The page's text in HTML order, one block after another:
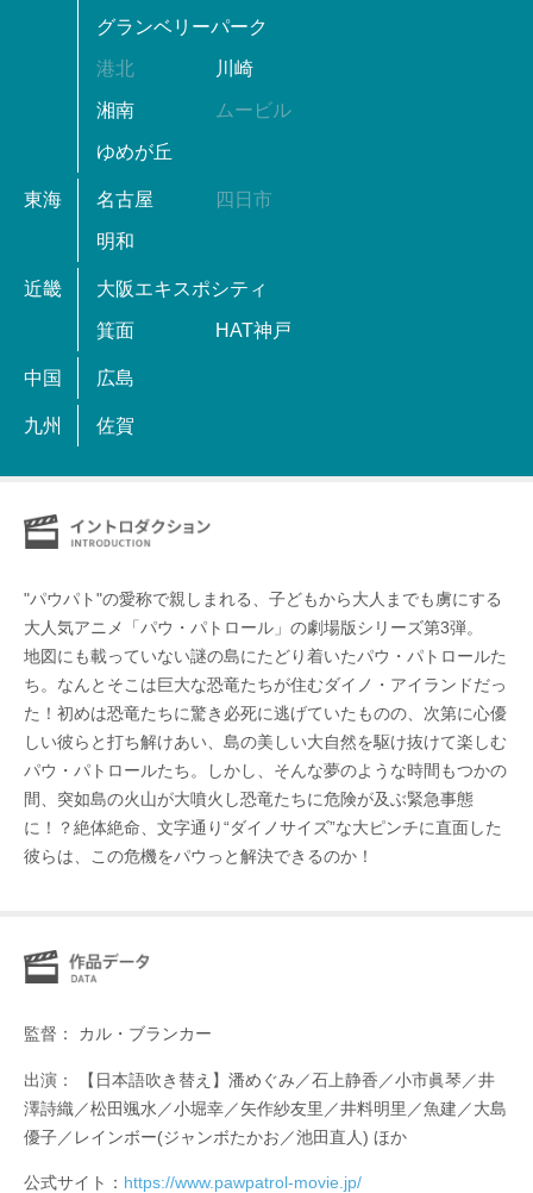
グランベリーパーク
港北 川崎
湘南 ムービル
ゆめが丘
東海 名古屋 四日市
明和
近畿 大阪エキスポシティ
箕面 HAT神戸
中国 広島
九州 佐賀
"パウパト"の愛称で親しまれる、子どもから大人までも虜にする
大人気アニメ「パウ・パトロール」の劇場版シリーズ第3弾。
地図にも載っていない謎の島にたどり着いたパウ・パトロールた
ち。なんとそこは巨大な恐竜たちが住むダイノ・アイランドだっ
た！初めは恐竜たちに驚き必死に逃げていたものの、次第に心優
しい彼らと打ち解けあい、島の美しい大自然を駆け抜けて楽しむ
パウ・パトロールたち。しかし、そんな夢のような時間もつかの
間、突如島の火山が大噴火し恐竜たちに危険が及ぶ緊急事態
に！？絶体絶命、文字通り“ダイノサイズ”な大ピンチに直面した
彼らは、この危機をパウっと解決できるのか！
監督： カル・ブランカー
出演： 【日本語吹き替え】潘めぐみ／石上静香／小市眞琴／井
澤詩織／松田颯水／小堀幸／矢作紗友里／井料明里／魚建／大島
優子／レインボー(ジャンボたかお／池田直人) ほか
公式サイト： https://www.pawpatrol-movie.jp/